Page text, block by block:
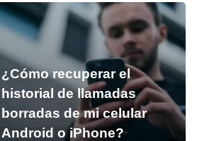
¿Cómo recuperar el
historial de llamadas
borradas de mi celular
Android o iPhone?